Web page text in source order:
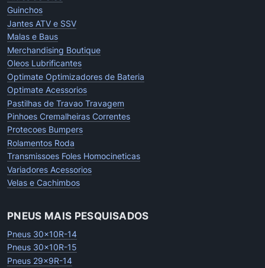
Guinchos
Jantes ATV e SSV
Malas e Baus
Merchandising Boutique
Oleos Lubrificantes
Optimate Optimizadores de Bateria
Optimate Acessorios
Pastilhas de Travao Travagem
Pinhoes Cremalheiras Correntes
Protecoes Bumpers
Rolamentos Roda
Transmissoes Foles Homocineticas
Variadores Acessorios
Velas e Cachimbos
PNEUS MAIS PESQUISADOS
Pneus 30x10R-14
Pneus 30x10R-15
Pneus 29x9R-14